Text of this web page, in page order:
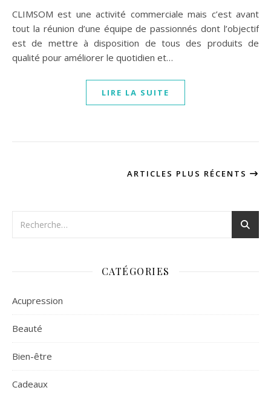
CLIMSOM est une activité commerciale mais c’est avant
tout la réunion d’une équipe de passionnés dont l’objectif
est de mettre à disposition de tous des produits de
qualité pour améliorer le quotidien et…
LIRE LA SUITE
ARTICLES PLUS RÉCENTS
CATÉGORIES
Acupression
Beauté
Bien-être
Cadeaux